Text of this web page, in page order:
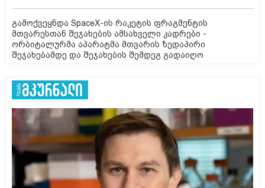
გამოქვეყნდა SpaceX-ის რაკეტის ფრაგმენტის
მთვარესთან შეჯახების ამსახველი კადრები -
ორბიტალურმა აპარატმა მთვარის ზედაპირი
შეჯახებამდე და შეჯახების შემდეგ გადაიღო